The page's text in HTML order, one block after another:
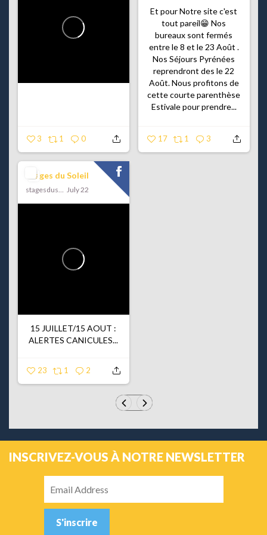
3 1 0
Et pour Notre site c'est
tout pareil😁 Nos
bureaux sont fermés
entre le 8 et le 23 Août .
Nos Séjours Pyrénées
reprendront des le 22
Août.Nous profitons de
cette courte parenthèse
Estivale pour prendre...
17 1 3
Stages du Soleil
stagesdusoleil July 22
15 JUILLET/15 AOUT :
ALERTES CANICULES...
23 1 2
INSCRIVEZ-VOUS À NOTRE NEWSLETTER